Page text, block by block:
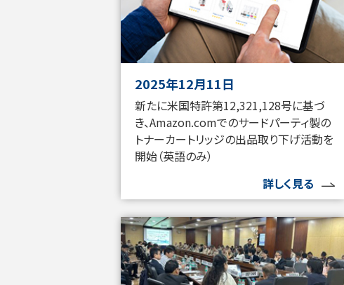
2025年12月11日
新たに米国特許第12,321,128号に基づ
き、Amazon.comでのサードパーティ製の
トナーカートリッジの出品取り下げ活動を
開始（英語のみ）
詳しく見る